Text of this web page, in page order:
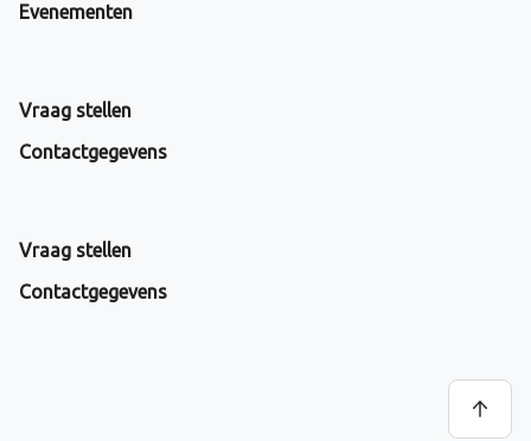
Evenementen
Vraag stellen
Contactgegevens
Vraag stellen
Contactgegevens